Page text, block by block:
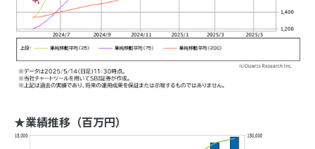
★業績推移（百万円）